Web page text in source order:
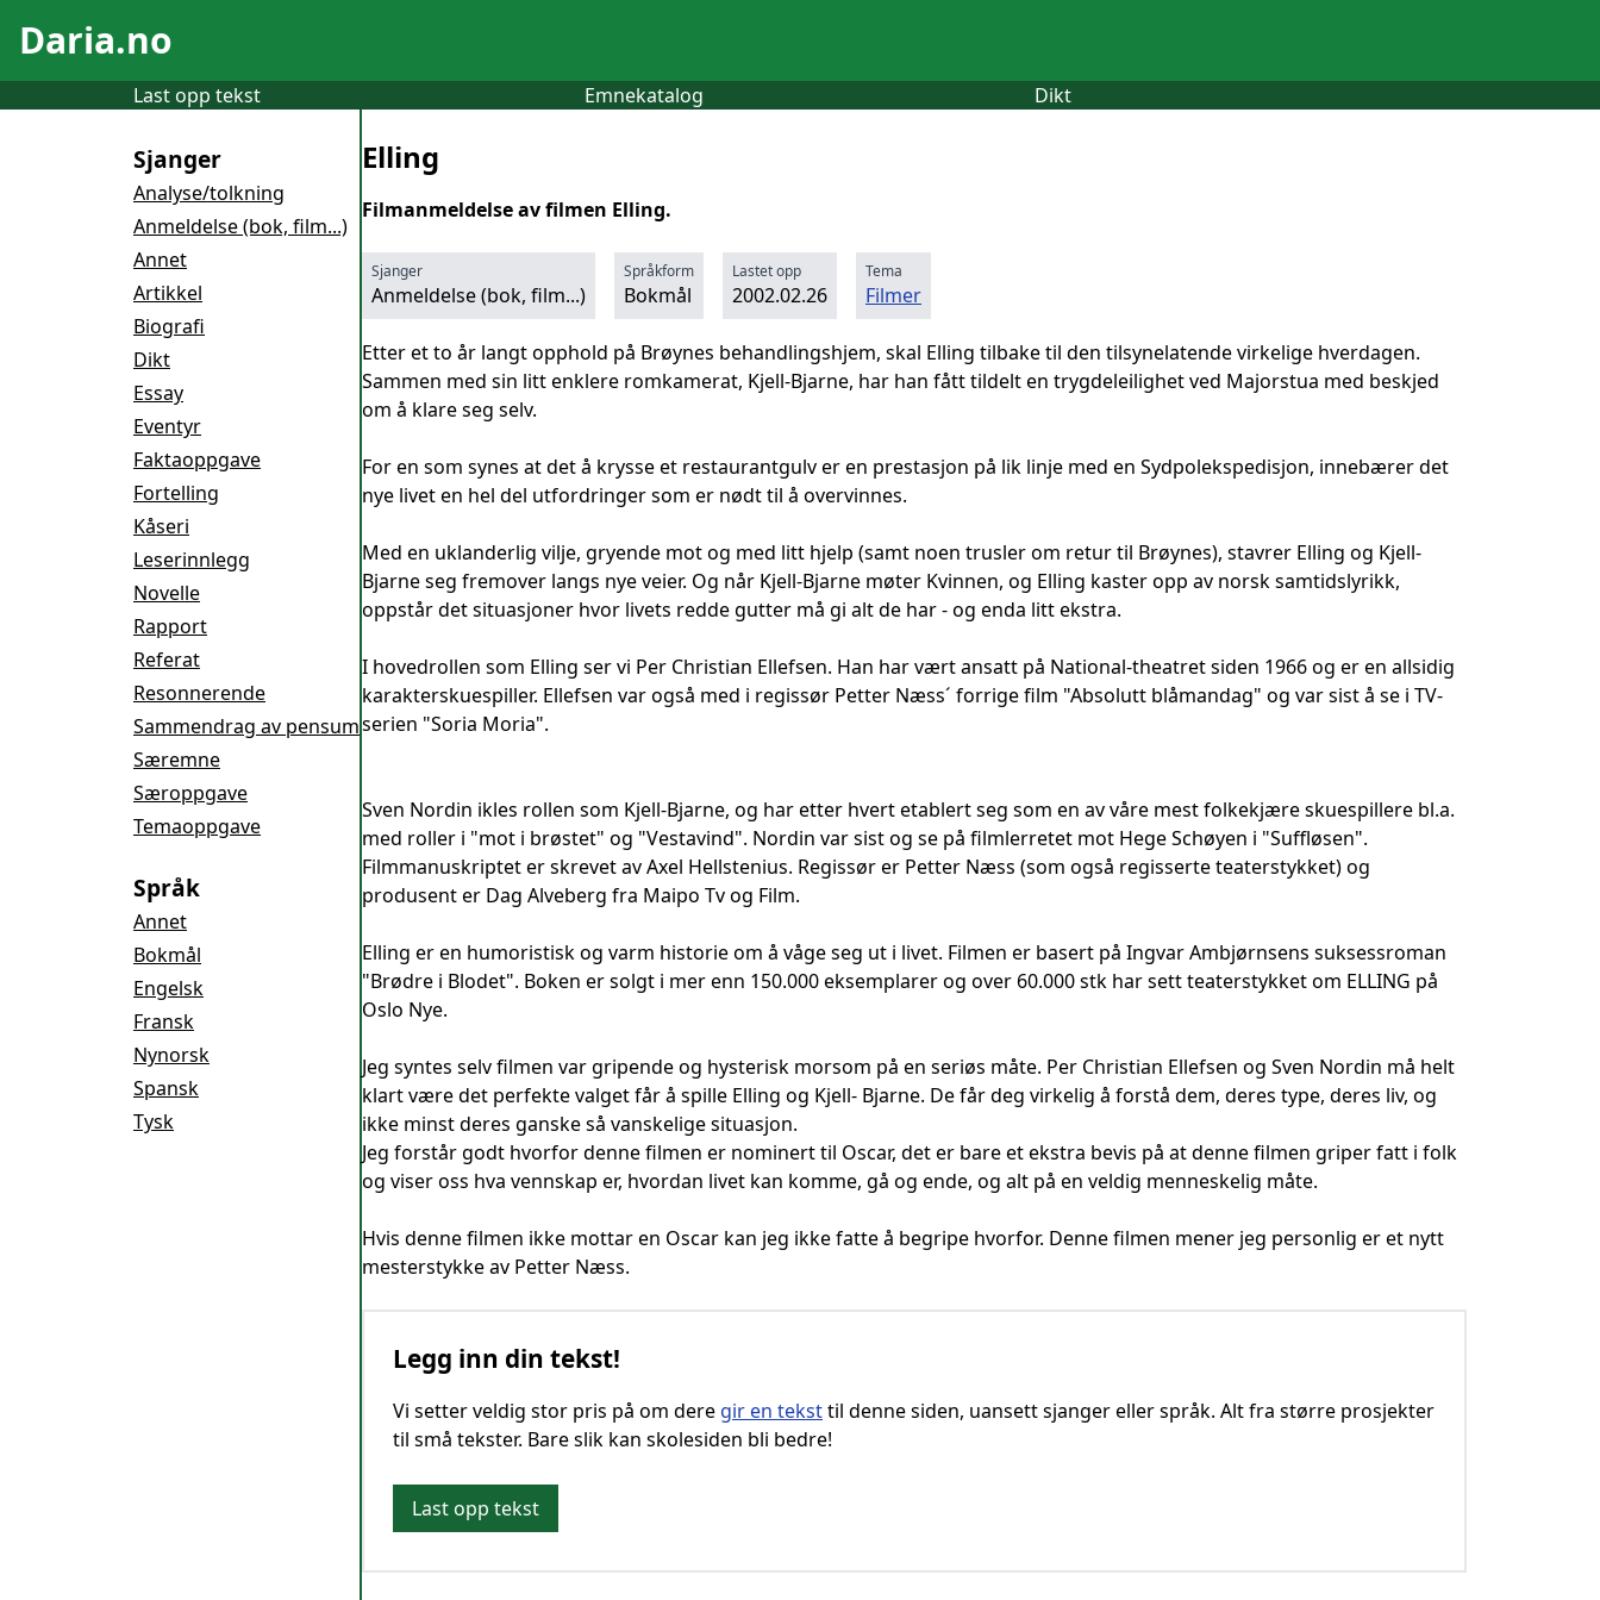
Daria.no
Last opp tekst Emnekatalog Dikt
Sjanger
Analyse/tolkning
Anmeldelse (bok, film...)
Annet
Artikkel
Biografi
Dikt
Essay
Eventyr
Faktaoppgave
Fortelling
Kåseri
Leserinnlegg
Novelle
Rapport
Referat
Resonnerende
Sammendrag av pensum
Særemne
Særoppgave
Temaoppgave
Språk
Annet
Bokmål
Engelsk
Fransk
Nynorsk
Spansk
Tysk
Elling
Filmanmeldelse av filmen Elling.
Sjanger
Anmeldelse (bok, film...)
Språkform
Bokmål
Lastet opp
2002.02.26
Tema
Filmer
Etter et to år langt opphold på Brøynes behandlingshjem, skal Elling tilbake til den tilsynelatende virkelige hverdagen.
Sammen med sin litt enklere romkamerat, Kjell-Bjarne, har han fått tildelt en trygdeleilighet ved Majorstua med beskjed
om å klare seg selv.
For en som synes at det å krysse et restaurantgulv er en prestasjon på lik linje med en Sydpolekspedisjon, innebærer det
nye livet en hel del utfordringer som er nødt til å overvinnes.
Med en uklanderlig vilje, gryende mot og med litt hjelp (samt noen trusler om retur til Brøynes), stavrer Elling og Kjell-
Bjarne seg fremover langs nye veier. Og når Kjell-Bjarne møter Kvinnen, og Elling kaster opp av norsk samtidslyrikk,
oppstår det situasjoner hvor livets redde gutter må gi alt de har - og enda litt ekstra.
I hovedrollen som Elling ser vi Per Christian Ellefsen. Han har vært ansatt på National-theatret siden 1966 og er en allsidig
karakterskuespiller. Ellefsen var også med i regissør Petter Næss´ forrige film "Absolutt blåmandag" og var sist å se i TV-
serien "Soria Moria".
Sven Nordin ikles rollen som Kjell-Bjarne, og har etter hvert etablert seg som en av våre mest folkekjære skuespillere bl.a.
med roller i "mot i brøstet" og "Vestavind". Nordin var sist og se på filmlerretet mot Hege Schøyen i "Suffløsen".
Filmmanuskriptet er skrevet av Axel Hellstenius. Regissør er Petter Næss (som også regisserte teaterstykket) og
produsent er Dag Alveberg fra Maipo Tv og Film.
Elling er en humoristisk og varm historie om å våge seg ut i livet. Filmen er basert på Ingvar Ambjørnsens suksessroman
"Brødre i Blodet". Boken er solgt i mer enn 150.000 eksemplarer og over 60.000 stk har sett teaterstykket om ELLING på
Oslo Nye.
Jeg syntes selv filmen var gripende og hysterisk morsom på en seriøs måte. Per Christian Ellefsen og Sven Nordin må helt
klart være det perfekte valget får å spille Elling og Kjell- Bjarne. De får deg virkelig å forstå dem, deres type, deres liv, og
ikke minst deres ganske så vanskelige situasjon.
Jeg forstår godt hvorfor denne filmen er nominert til Oscar, det er bare et ekstra bevis på at denne filmen griper fatt i folk
og viser oss hva vennskap er, hvordan livet kan komme, gå og ende, og alt på en veldig menneskelig måte.
Hvis denne filmen ikke mottar en Oscar kan jeg ikke fatte å begripe hvorfor. Denne filmen mener jeg personlig er et nytt
mesterstykke av Petter Næss.
Legg inn din tekst!
Vi setter veldig stor pris på om dere gir en teksttil denne siden, uansett sjanger eller språk. Alt fra større prosjekter
til små tekster. Bare slik kan skolesiden bli bedre!
Last opp tekst